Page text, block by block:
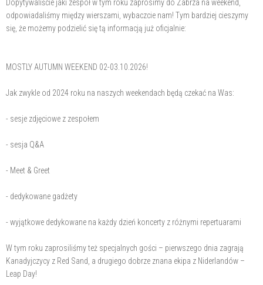
Dopytywaliście jaki zespół w tym roku zaprosimy do Zabrza na weekend,
odpowiadaliśmy między wierszami, wybaczcie nam! Tym bardziej cieszymy
się, że możemy podzielić się tą informacją już oficjalnie:
MOSTLY AUTUMN WEEKEND 02-03.10.2026!
Jak zwykle od 2024 roku na naszych weekendach będą czekać na Was:
- sesje zdjęciowe z zespołem
- sesja Q&A
- Meet & Greet
- dedykowane gadżety
- wyjątkowe dedykowane na każdy dzień koncerty z różnymi repertuarami
W tym roku zaprosiliśmy też specjalnych gości – pierwszego dnia zagrają
Kanadyjczycy z Red Sand, a drugiego dobrze znana ekipa z Niderlandów –
Leap Day!